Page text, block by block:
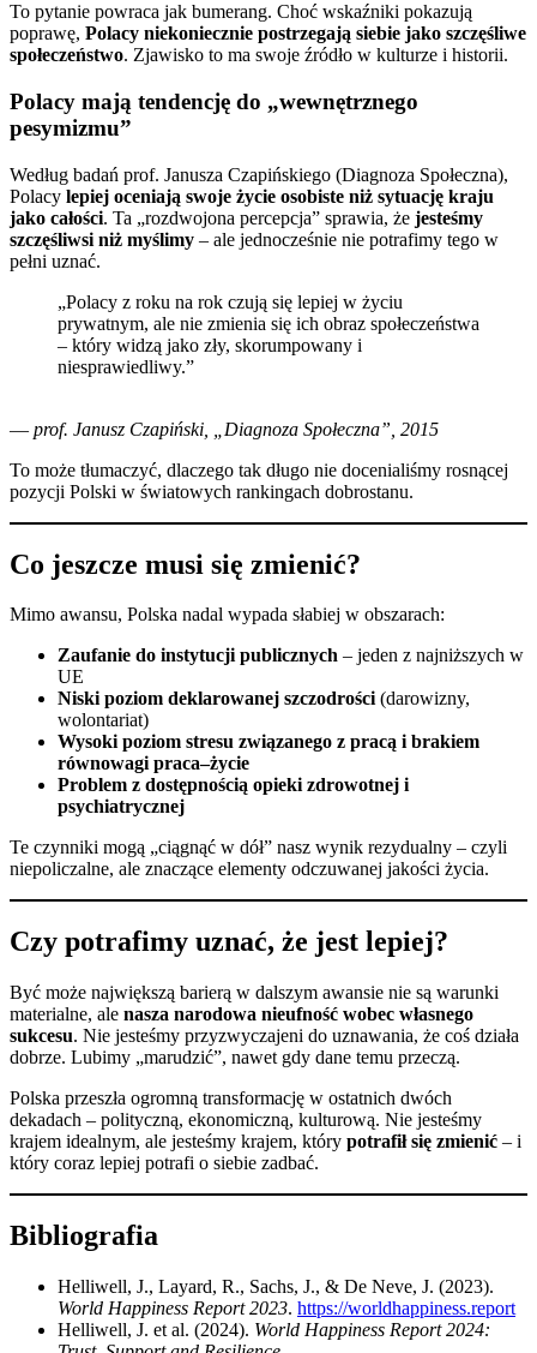
To pytanie powraca jak bumerang. Choć wskaźniki pokazują
poprawę, Polacy niekoniecznie postrzegają siebie jako szczęśliwe
społeczeństwo. Zjawisko to ma swoje źródło w kulturze i historii.
Polacy mają tendencję do „wewnętrznego
pesymizmu”
Według badań prof. Janusza Czapińskiego (Diagnoza Społeczna),
Polacy lepiej oceniają swoje życie osobiste niż sytuację kraju
jako całości. Ta „rozdwojona percepcja” sprawia, że jesteśmy
szczęśliwsi niż myślimy – ale jednocześnie nie potrafimy tego w
pełni uznać.
„Polacy z roku na rok czują się lepiej w życiu
prywatnym, ale nie zmienia się ich obraz społeczeństwa
– który widzą jako zły, skorumpowany i
niesprawiedliwy.”
— prof. Janusz Czapiński, „Diagnoza Społeczna”, 2015
To może tłumaczyć, dlaczego tak długo nie docenialiśmy rosnącej
pozycji Polski w światowych rankingach dobrostanu.
Co jeszcze musi się zmienić?
Mimo awansu, Polska nadal wypada słabiej w obszarach:
Zaufanie do instytucji publicznych – jeden z najniższych w
UE
Niski poziom deklarowanej szczodrości(darowizny,
wolontariat)
Wysoki poziom stresu związanego z pracą i brakiem
równowagi praca–życie
Problem z dostępnością opieki zdrowotnej i
psychiatrycznej
Te czynniki mogą „ciągnąć w dół” nasz wynik rezydualny – czyli
niepoliczalne, ale znaczące elementy odczuwanej jakości życia.
Czy potrafimy uznać, że jest lepiej?
Być może największą barierą w dalszym awansie nie są warunki
materialne, ale nasza narodowa nieufność wobec własnego
sukcesu. Nie jesteśmy przyzwyczajeni do uznawania, że coś działa
dobrze. Lubimy „marudzić”, nawet gdy dane temu przeczą.
Polska przeszła ogromną transformację w ostatnich dwóch
dekadach – polityczną, ekonomiczną, kulturową. Nie jesteśmy
krajem idealnym, ale jesteśmy krajem, który potrafił się zmienić – i
który coraz lepiej potrafi o siebie zadbać.
Bibliografia
Helliwell, J., Layard, R., Sachs, J., & De Neve, J. (2023).
World Happiness Report 2023. https://worldhappiness.report
Helliwell, J. et al. (2024). World Happiness Report 2024: